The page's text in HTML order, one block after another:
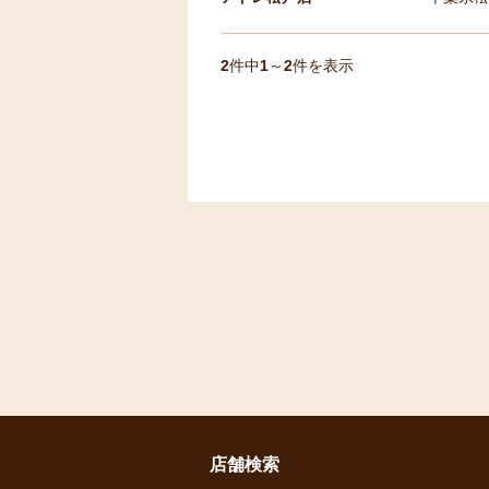
2件中1～2件を表示
店舗検索